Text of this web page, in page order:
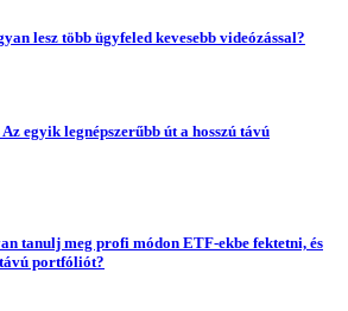
lesz több ügyfeled kevesebb videózással?
egyik legnépszerűbb út a hosszú távú
tanulj meg profi módon ETF-ekbe fektetni, és
portfóliót?